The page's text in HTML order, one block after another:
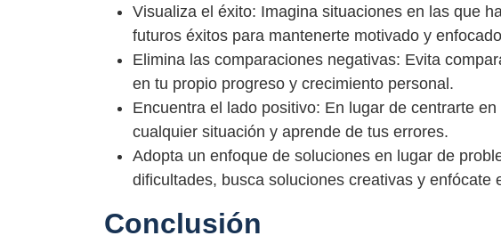
Visualiza el éxito: Imagina situaciones en las que
futuros éxitos para mantenerte motivado y
Elimina las comparaciones negativas: Evita
en tu propio progreso y crecimiento personal.
Encuentra el lado positivo: En lugar de centrarte
cualquier situación y aprende de tus errores.
Adopta un enfoque de soluciones en lugar de
dificultades, busca soluciones creativas y enfócate
Conclusión